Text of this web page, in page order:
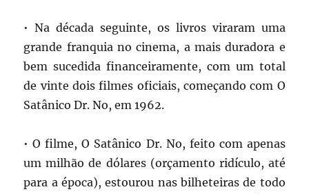
• Na década seguinte, os livros viraram uma
grande franquia no cinema, a mais duradora e
bem sucedida financeiramente, com um total
de vinte dois filmes oficiais, começando com O
Satânico Dr. No, em 1962.
• O filme, O Satânico Dr. No, feito com apenas
um milhão de dólares (orçamento ridículo, até
para a época), estourou nas bilheteiras de todo